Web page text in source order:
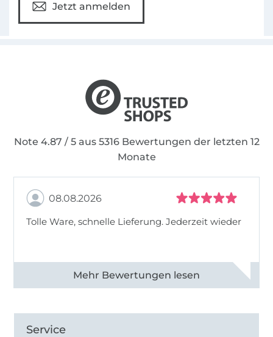
Jetzt anmelden
Note 4.87 / 5 aus 5316 Bewertungen der letzten 12
Monate
08.08.2026
Tolle Ware, schnelle Lieferung. Jederzeit wieder
Alle 83013 Bewertungen ansehen
Service